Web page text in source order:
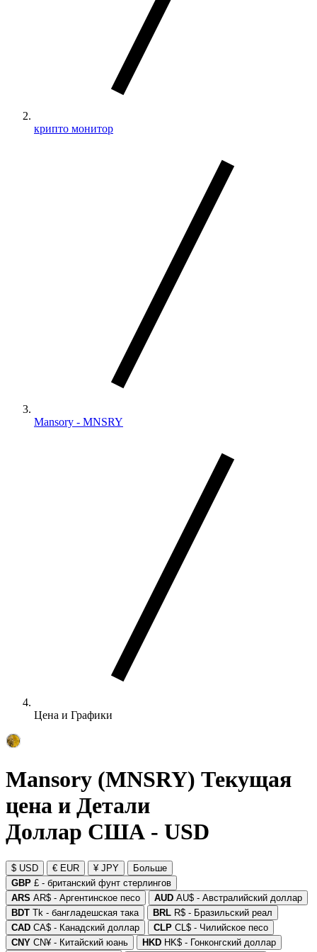
крипто монитор
Mansory - MNSRY
Цена и Графики
Mansory (MNSRY) Текущая
цена и Детали
Доллар США - USD
$ USD € EUR ¥ JPY
Больше
GBP £ - британский фунт стерлингов
ARS AR$ - Аргентинское песо AUD AU$ - Австралийский доллар
BDT Tk - бангладешская така BRL R$ - Бразильский реал
CAD CA$ - Канадский доллар CLP CL$ - Чилийское песо
CNY CN¥ - Китайский юань HKD HK$ - Гонконгский доллар